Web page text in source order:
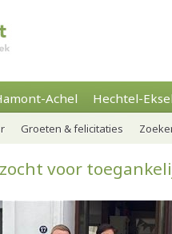
Achel Hechtel-
Groeten & felicitaties
voor